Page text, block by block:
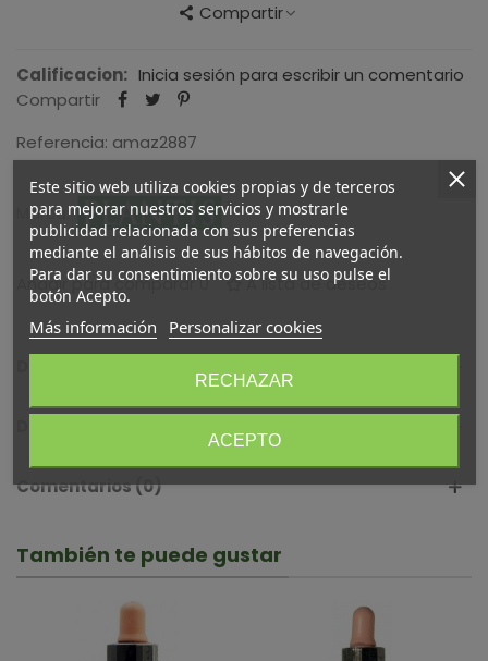
Compartir
Calificacion: Inicia sesión para escribir un comentario
Compartir
Referencia: amaz2887
Marca:
Añadir para comparar 0 A lista de deseos
Comentarios (0)
También te puede gustar
Este sitio web utiliza cookies propias y de terceros
para mejorar nuestros servicios y mostrarle
publicidad relacionada con sus preferencias
mediante el análisis de sus hábitos de navegación.
Para dar su consentimiento sobre su uso pulse el
botón Acepto.
Más información Personalizar cookies
RECHAZAR
ACEPTO